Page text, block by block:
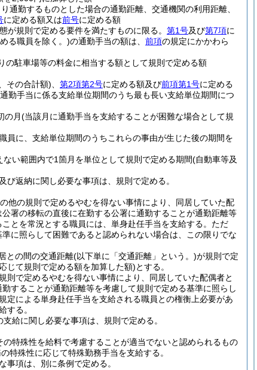
勤するものとした場合の通勤距離、交通機関の利用距離、
に定める額又は前号に定める額
が規則で定める要件を満たすものに限る。 第1号及び第7項に
る職員を除く。)の通勤手当の額は、 前項の規定にかかわら
駐車場等の料金に相当する額として規則で定める額
その合計額) 第2項第2号に定める額及び前項第1号に定める
勤手当に係る支給単位期間のうち最も長い支給単位期間につ
の月(当該月に通勤手当を支給することが困難な場合として規
に、支給単位期間のうちこれらの事由が生じた後の期間を
い範囲内で1箇月を単位として規則で定める期間(自動車等及
返納に関し必要な事項は、規則で定める。
他の規則で定めるやむを得ない事情により、同居していた配
署の移転の直後に在勤する公署に通勤することが通勤距離等
とを常況とする職員には、単身赴任手当を支給する。 ただ
に照らして困難であると認められない場合は、この限りでな
との間の交通距離(以下単に「交通距離」という。)が規則で定
じて規則で定める額を加算した額)とする。
で定めるやむを得ない事情により、同居していた配偶者と
することが通勤距離等を考慮して規則で定める基準に照らし
定による単身赴任手当を支給される職員との権衡上必要があ
する。
給に関し必要な事項は、規則で定める。
特殊性を給料で考慮することが適当でないと認められるもの
特殊性に応じて特殊勤務手当を支給する。
項は、別に条例で定める。